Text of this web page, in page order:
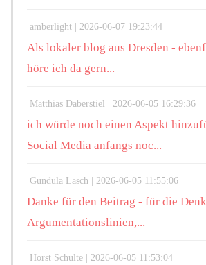
amberlight | 2026-06-07 19:23:44
Als lokaler blog aus Dresden -
höre ich da gern...
Matthias Daberstiel | 2026-06-05 16:29:36
ich würde noch einen Aspekt
Social Media anfangs noc...
Gundula Lasch | 2026-06-05 11:55:06
Danke für den Beitrag - für die
Argumentationslinien,...
Horst Schulte | 2026-06-05 11:53:04